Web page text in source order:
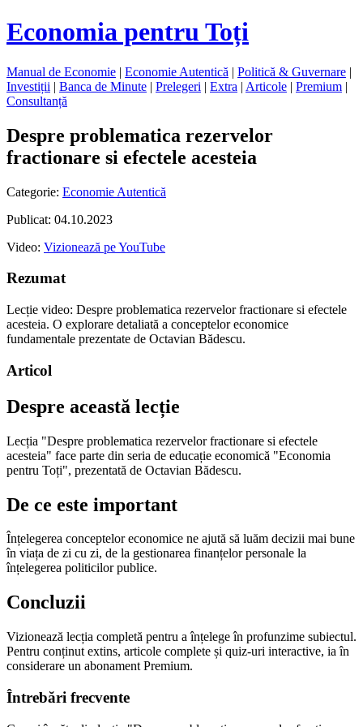
Economia pentru Toți
Manual de Economie | Economie Autentică | Politică & Guvernare |
Investiții | Banca de Minute | Prelegeri | Extra | Articole | Premium |
Consultanță
Despre problematica rezervelor
fractionare si efectele acesteia
Categorie: Economie Autentică
Publicat: 04.10.2023
Video: Vizionează pe YouTube
Rezumat
Lecție video: Despre problematica rezervelor fractionare si efectele
acesteia. O explorare detaliată a conceptelor economice
fundamentale prezentate de Octavian Bădescu.
Articol
Despre această lecție
Lecția "Despre problematica rezervelor fractionare si efectele
acesteia" face parte din seria de educație economică "Economia
pentru Toți", prezentată de Octavian Bădescu.
De ce este important
Înțelegerea conceptelor economice ne ajută să luăm decizii mai bune
în viața de zi cu zi, de la gestionarea finanțelor personale la
înțelegerea politicilor publice.
Concluzii
Vizionează lecția completă pentru a înțelege în profunzime subiectul.
Pentru conținut extins, articole complete și quiz-uri interactive, ia în
considerare un abonament Premium.
Întrebări frecvente